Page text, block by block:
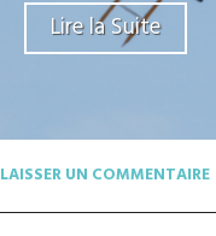
Lire la Suite
LAISSER UN COMMENTAIRE